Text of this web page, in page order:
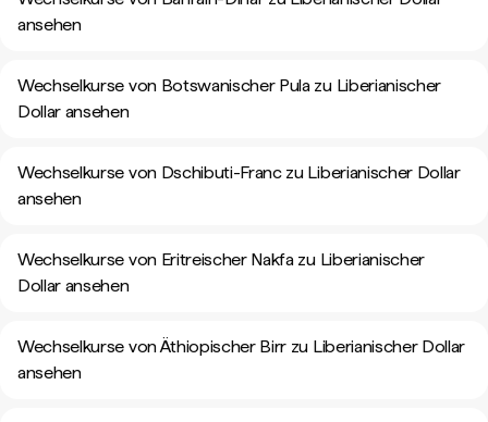
ansehen
Wechselkurse von Botswanischer Pula zu Liberianischer
Dollar ansehen
Wechselkurse von Dschibuti-Franc zu Liberianischer Dollar
ansehen
Wechselkurse von Eritreischer Nakfa zu Liberianischer
Dollar ansehen
Wechselkurse von Äthiopischer Birr zu Liberianischer Dollar
ansehen